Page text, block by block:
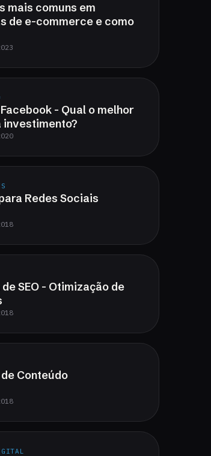
mais comuns em
de e-commerce e como
- Qual o melhor
investimento?
Redes Sociais
SEO - Otimização de
Conteúdo